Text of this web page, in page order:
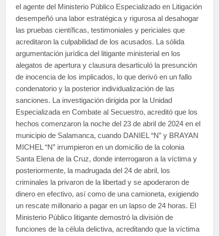
el agente del Ministerio Público Especializado en Litigación
desempeñó una labor estratégica y rigurosa al desahogar
las pruebas científicas, testimoniales y periciales que
acreditaron la culpabilidad de los acusados. La sólida
argumentación jurídica del litigante ministerial en los
alegatos de apertura y clausura desarticuló la presunción
de inocencia de los implicados, lo que derivó en un fallo
condenatorio y la posterior individualización de las
sanciones. La investigación dirigida por la Unidad
Especializada en Combate al Secuestro, acreditó que los
hechos comenzaron la noche del 23 de abril de 2024 en el
municipio de Salamanca, cuando DANIEL “N” y BRAYAN
MICHEL “N” irrumpieron en un domicilio de la colonia
Santa Elena de la Cruz, donde interrogaron a la víctima y
posteriormente, la madrugada del 24 de abril, los
criminales la privaron de la libertad y se apoderaron de
dinero en efectivo, así como de una camioneta, exigiendo
un rescate millonario a pagar en un lapso de 24 horas. El
Ministerio Público litigante demostró la división de
funciones de la célula delictiva, acreditando que la víctima